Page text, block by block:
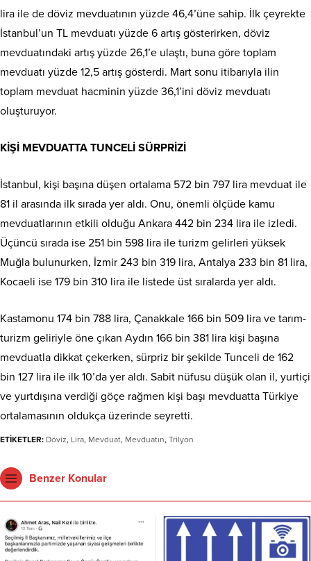
lira ile de döviz mevdu­atının yüzde 46,4’üne sahip. İlk çeyrekte
İstanbul’un TL mevduatı yüzde 6 artış gösterirken, döviz
mevduatındaki artış yüz­de 26,1’e ulaştı, buna göre toplam
mevduatı yüzde 12,5 artış gösterdi. Mart sonu itibarıyla ilin
toplam mev­duat hacminin yüzde 36,1’ini döviz mevduatı
oluşturuyor.
KİŞİ MEVDUATTA TUNCELİ SÜRPRİZİ
İstanbul, kişi başına düşen ortalama 572 bin 797 lira mevduat ile
81 il arasında ilk sırada yer aldı. Onu, önemli ölçüde kamu
mevduatlarının etkili olduğu Ankara 442 bin 234 lira ile izledi.
Üçüncü sırada ise 251 bin 598 lira ile turizm gelirleri yüksek
Muğla bulunurken, İzmir 243 bin 319 lira, Antalya 233 bin 81 lira,
Kocaeli ise 179 bin 310 lira ile listede üst sıralarda yer aldı.
Kastamonu 174 bin 788 lira, Çanakkale 166 bin 509 lira ve tarım-
turizm geliriyle öne çıkan Aydın 166 bin 381 lira kişi başına
mevduatla dikkat çekerken, sürpriz bir şekilde Tunceli de 162
bin 127 lira ile ilk 10’da yer aldı. Sabit nüfusu düşük olan il, yurtiçi
ve yurtdışına verdiği göçe rağmen kişi başı mevduatta Türkiye
ortalamasının oldukça üzerinde seyretti.
ETİKETLER: Döviz, Lira, Mevduat, Mevduatın, Trilyon
Benzer Konular